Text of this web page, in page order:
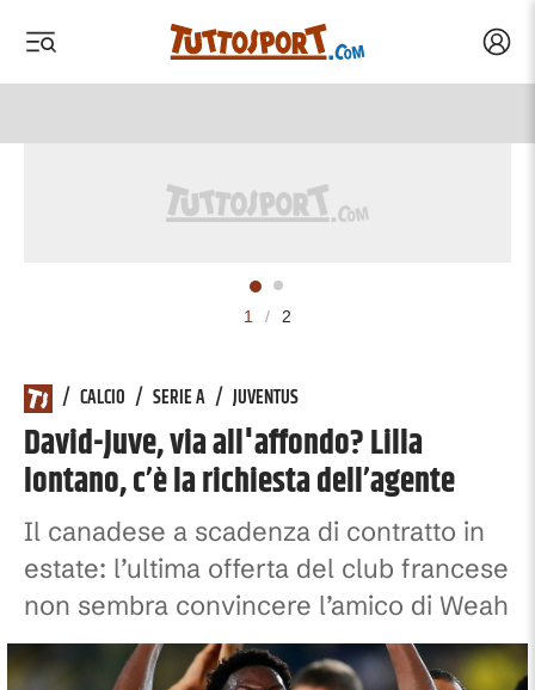
1 / 2
/ CALCIO / SERIE A / JUVENTUS
David-Juve, via all'affondo? Lilla
lontano, c’è la richiesta dell’agente
Il canadese a scadenza di contratto in
estate: l’ultima offerta del club francese
non sembra convincere l’amico di Weah